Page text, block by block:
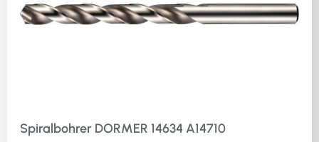
Spiralbohrer DORMER 14634 A14710